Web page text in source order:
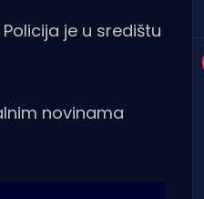
je u središtu
novinama